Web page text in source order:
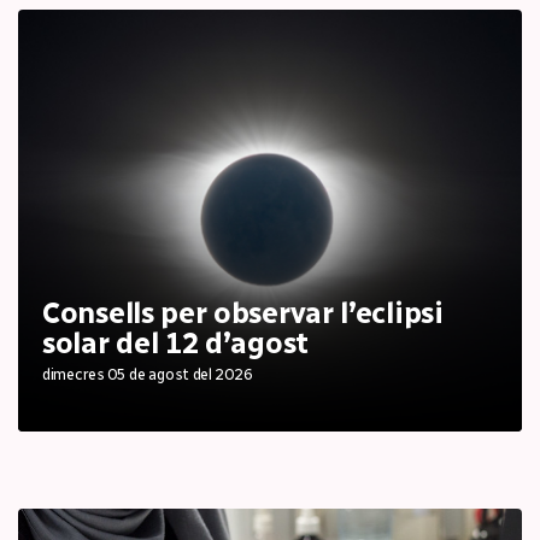
Consells per observar l’eclipsi
solar del 12 d’agost
dimecres 05 de agost del 2026